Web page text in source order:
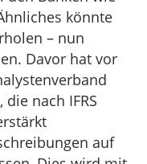
könnte
– nun
Davor hat vor
nach IFRS
auf